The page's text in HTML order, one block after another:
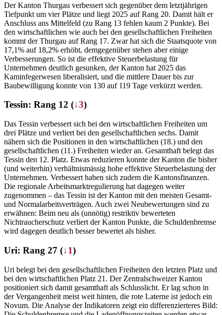
Der Kanton Thurgau verbessert sich gegenüber dem letztjährigen
Tiefpunkt um vier Plätze und liegt 2025 auf Rang 20. Damit hält er
Anschluss ans Mittelfeld (zu Rang 13 fehlen kaum 2 Punkte). Bei
den wirtschaftlichen wie auch bei den gesellschaftlichen Freiheiten
kommt der Thurgau auf Rang 17. Zwar hat sich die Staatsquote von
17,1% auf 18,2% erhöht, demgegenüber stehen aber einige
Verbesserungen. So ist die effektive Steuerbelastung für
Unternehmen deutlich gesunken, der Kanton hat 2025 das
Kaminfegerwesen liberalisiert, und die mittlere Dauer bis zur
Baubewilligung konnte von 130 auf 119 Tage verkürzt werden.
Tessin: Rang 12 (↓3)
Das Tessin verbessert sich bei den wirtschaftlichen Freiheiten um
drei Plätze und verliert bei den gesellschaftlichen sechs. Damit
nähern sich die Positionen in den wirtschaftlichen (18.) und den
gesellschaftlichen (11.) Freiheiten wieder an. Gesamthaft belegt das
Tessin den 12. Platz. Etwas reduzieren konnte der Kanton die bisher
(und weiterhin) verhältnismässig hohe effektive Steuerbelastung der
Unternehmen. Verbessert haben sich zudem die Kantonsfinanzen.
Die regionale Arbeitsmarktregulierung hat dagegen weiter
zugenommen – das Tessin ist der Kanton mit den meisten Gesamt-
und Normalarbeitsverträgen. Auch zwei Neubewertungen sind zu
erwähnen: Beim neu als (unnötig) restriktiv bewerteten
Nichtraucherschutz verliert der Kanton Punkte, die Schuldenbremse
wird dagegen deutlich besser bewertet als bisher.
Uri: Rang 27 (↓1)
Uri belegt bei den gesellschaftlichen Freiheiten den letzten Platz und
bei den wirtschaftlichen Platz 21. Der Zentralschweizer Kanton
positioniert sich damit gesamthaft als Schlusslicht. Er lag schon in
der Vergangenheit meist weit hinten, die rote Laterne ist jedoch ein
Novum. Die Analyse der Indikatoren zeigt ein differenzierteres Bild: